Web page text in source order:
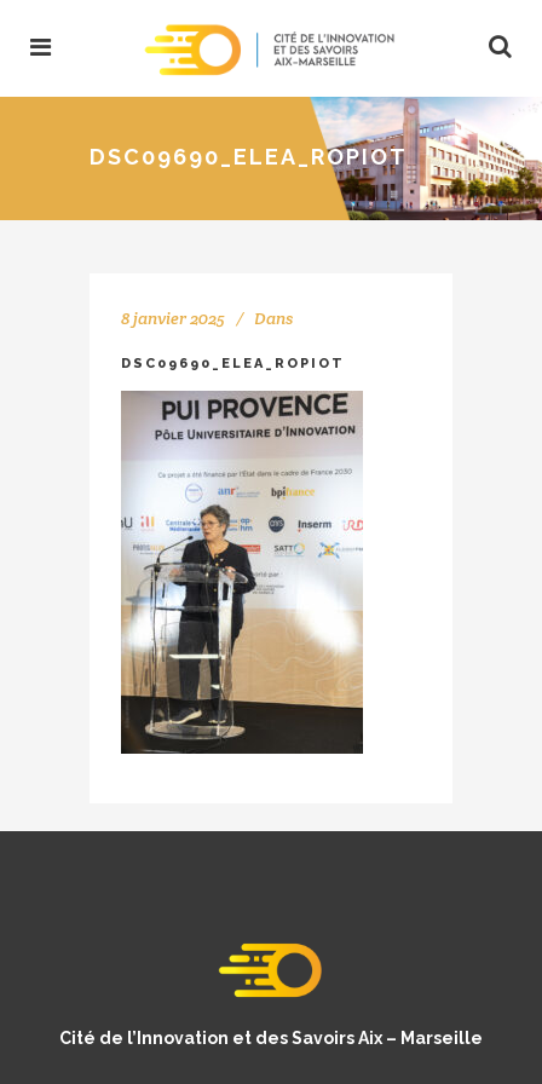
DSC09690_ELEA_ROPIOT
8 janvier 2025 Dans
DSC09690_ELEA_ROPIOT
Cité de l’Innovation et des Savoirs Aix – Marseille